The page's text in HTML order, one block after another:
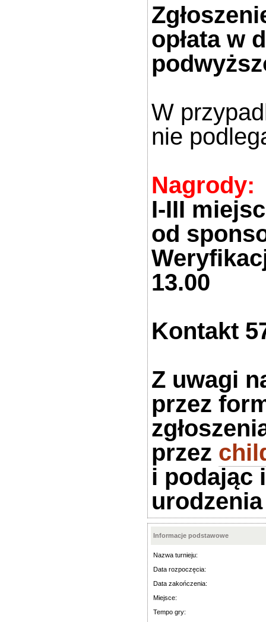
opłata w
W
nie
Nagrody:
I-III
od
13.00
Kontakt
Z uwagi
przez
przez
i podając
Informacje podstawowe
Nazwa turnieju:
Data rozpoczęcia:
Data zakończenia:
Miejsce:
Tempo gry: